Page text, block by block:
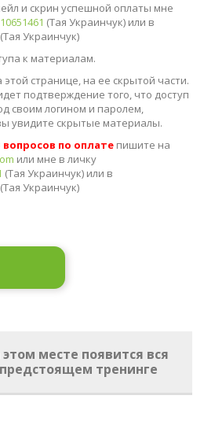
и скрин успешной оплаты мне
(Тая Украинчук) или в
(Тая Украинчук)
к материалам.
странице, на ее скрытой части.
подтверждение того, что доступ
своим логином и паролем,
увидите скрытые материалы.
по оплате пишите на
или мне в личку
(Тая Украинчук) или в
(Тая Украинчук)
месте появится вся
тренинге